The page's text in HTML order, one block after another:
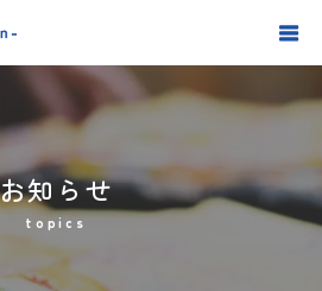
知らせ
topics